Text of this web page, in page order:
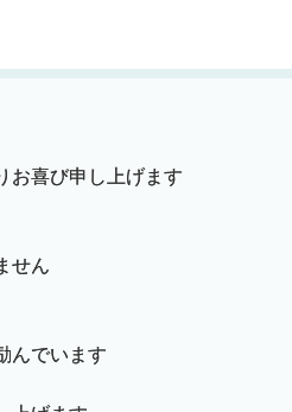
お喜び申し上げます
せん
んでいます